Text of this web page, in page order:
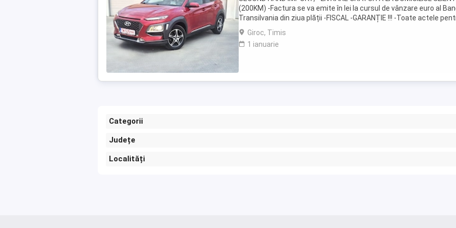
(200KM) -Factura se va emite în lei la cursul de vânzare euro al
Transilvania din ziua plății -FISCAL -GARANȚIE !!! -Toate actele
înmatriculare definitivă în ...
Giroc, Timis
1 ianuarie
Categorii
Județe
Localități